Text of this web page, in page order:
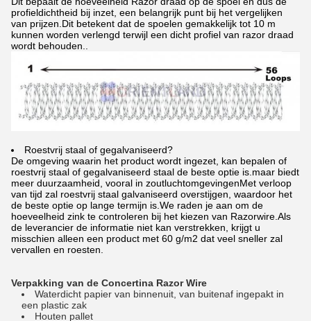
profieldichtheid bij inzet, een belangrijk punt bij het vergelijken
van prijzen.Dit betekent dat de spoelen gemakkelijk tot 10 m
kunnen worden verlengd terwijl een dicht profiel van razor draad
wordt behouden..
Roestvrij staal of gegalvaniseerd?
De omgeving waarin het product wordt ingezet, kan bepalen of
roestvrij staal of gegalvaniseerd staal de beste optie is.maar biedt
meer duurzaamheid, vooral in zoutluchtomgevingenMet verloop
van tijd zal roestvrij staal galvaniseerd overstijgen, waardoor het
de beste optie op lange termijn is.We raden je aan om de
hoeveelheid zink te controleren bij het kiezen van Razorwire.Als
de leverancier de informatie niet kan verstrekken, krijgt u
misschien alleen een product met 60 g/m2 dat veel sneller zal
vervallen en roesten.
Verpakking van de Concertina Razor Wire
Waterdicht papier van binnenuit, van buitenaf ingepakt in
een plastic zak
Houten pallet